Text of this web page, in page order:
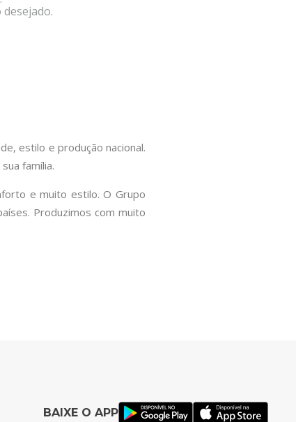
estilo e produção nacional.
família.
e muito estilo. O Grupo
Produzimos com muito
BAIXE O APP